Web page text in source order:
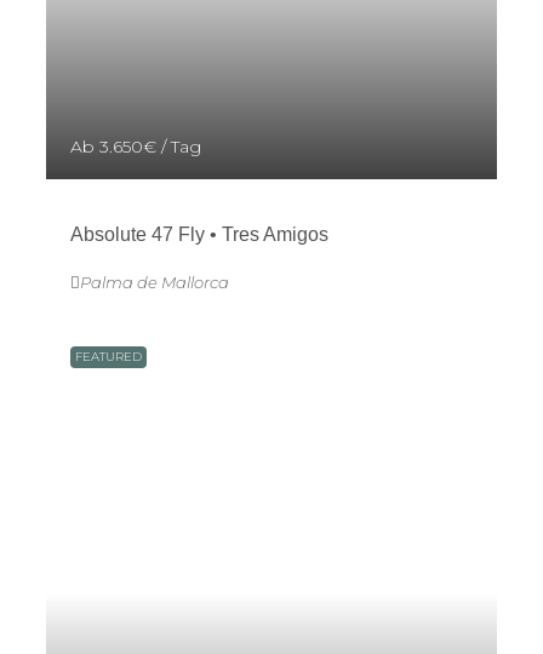
Ab 3.650€ / Tag
Absolute 47 Fly • Tres Amigos
Palma de Mallorca
FEATURED